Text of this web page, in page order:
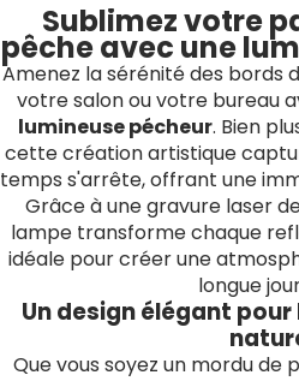
Sublimez votre
pêche avec une
Amenez la sérénité des bords
votre salon ou votre bureau
lumineuse pécheur. Bien
cette création artistique
temps s'arrête, offrant une
Grâce à une gravure laser
lampe transforme chaque
idéale pour créer une
longue
Un design élégant
Que vous soyez un mordu de